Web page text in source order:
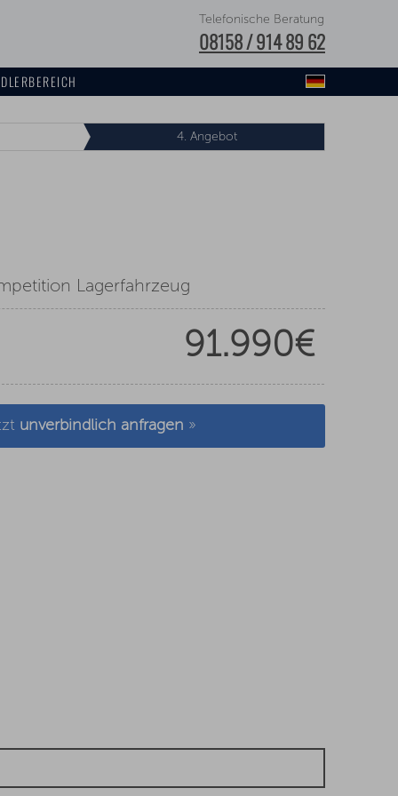
Telefonische Beratung
08158 / 914 89 62
4. Angebot
Lagerfahrzeug
91.990€
unverbindlich anfragen »